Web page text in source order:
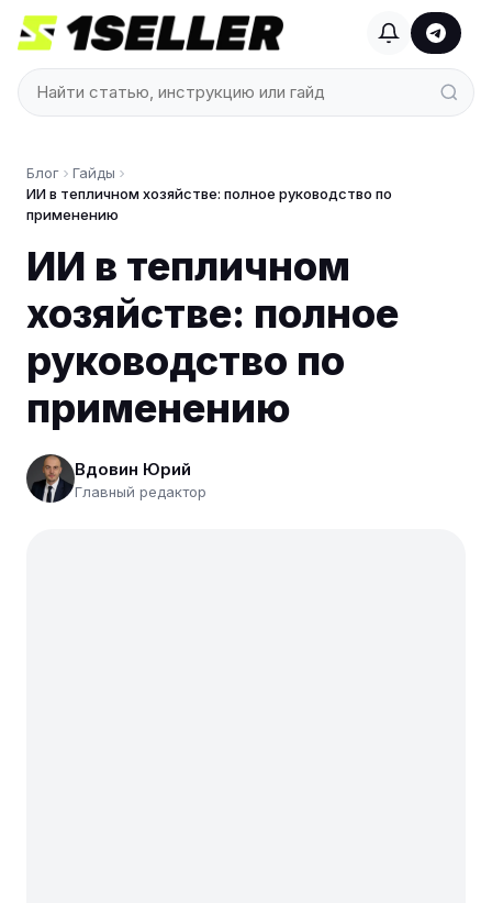
Блог
Гайды
ИИ в тепличном хозяйстве: полное руководство по
применению
ИИ в тепличном
хозяйстве: полное
руководство по
применению
Вдовин Юрий
Главный редактор